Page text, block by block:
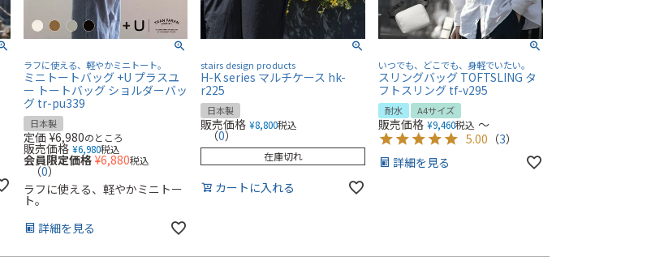
ラフに使える、軽やかミニトート。
ミニトートバッグ +U プラスユ
ー トートバッグ ショルダーバッ
グ tr-pu339
日本製
定価 ¥6,980のところ
販売価格 ¥6,980税込
会員限定価格 ¥6,880税込
（0）
ラフに使える、軽やかミニトー
ト。
詳細を見る
stairs design products
H-K series マルチケース hk-
r225
日本製
販売価格 ¥8,800税込
（0）
在庫切れ
カートに入れる
いつでも、どこでも、身軽でいたい。
スリングバッグ TOFTSLING タ
フトスリング tf-v295
耐水 A4サイズ
販売価格 ¥9,460税込 〜
5.00 （3）
詳細を見る